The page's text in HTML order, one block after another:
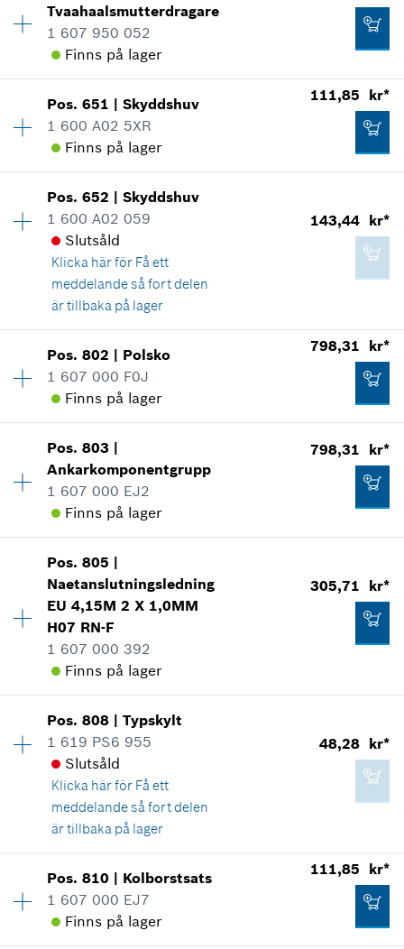
Lägg till i kundvagn
125,90 kr*
Alla priser inkluderar moms
Prisgrupp:21
Reservdelsinformationer
Användningsbevis
Visa som illustration
96,55 kr*
Lägg till i kundvagn
Tvaahaalsmutterdragare
1 607 950 052
Finns på lager
Tillgänglighet 1
Prisgrupp :15
Reservdelsinformationer
Användningsbevis
Visa som illustration
39,70 kr*
Lägg till i kundvagn
Pos.651 |Skyddshuv
1 600 A02 5XR
Finns på lager
111,85 kr*
Prisgrupp :22
Reservdelsinformationer
Användningsbevis
Visa som illustration
111,85 kr*
Lägg till i kundvagn
Pos.652 |Skyddshuv
1 600 A02 059
Slutsåld
Klicka här för Få ett
meddelande så fort delen
är tillbaka på lager
143,44 kr*
Prisgrupp :24
Reservdelsinformationer
143,44 kr*
*Alla priser inkluderar moms
Pos.802 | Polsko
1 607 000 F0J
Finns på lager
798,31 kr*
Prisgrupp
Reservdelsinformationer
Användningsbevis
798,31 kr*
*Alla priser inkluderar moms
Lägg till i kundvagn
Pos.803 |
Ankarkomponentgrupp
1 607 000 EJ2
Finns på lager
798,31 kr*
Prisgrupp
Reservdelsinformationer
Användningsbevis
Visa som illustration
798,31 kr*
*Alla priser inkluderar moms
Lägg till i kundvagn
Pos.805 |
Naetanslutningsledning
EU 4,15M 2 X 1,0MM
H07 RN-F
1 607 000 392
Finns på lager
305,71 kr*
Tillgänglighet 1
Prisgrupp :30
Reservdelsinformationer
Användningsbevis
Visa som illustration
305,71 kr*
Pos.808 |Typskylt
1 619 PS6 955
Slutsåld
Klicka här för Få ett
meddelande så fort delen
är tillbaka på lager
48,28 kr*
Prisgrupp :16
Reservdelsinformationer
Pos.810 | Kolborstsats
1 607 000 EJ7
Finns på lager
111,85 kr*